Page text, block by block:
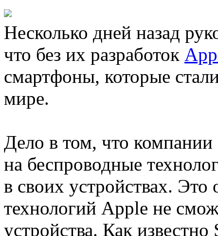
Несколько дней назад
что без их разработок
смартфоны, которые
мире.
Дело в том, что
на беспроводные
в своих устройствах. Это
технологий Apple не
устройства. Как известно